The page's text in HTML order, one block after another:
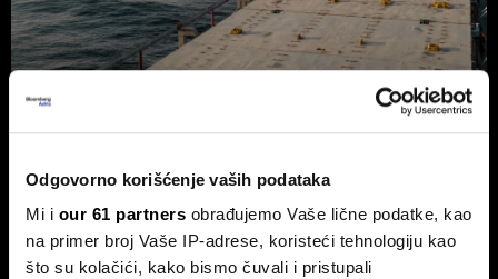
Odgovorno korišćenje vaših podataka
Mi i our 61 partners obrađujemo Vaše lične podatke, kao
na primer broj Vaše IP-adrese, koristeći tehnologiju kao
što su kolačići, kako bismo čuvali i pristupali
Trump odustao od naknade od 20
moreuz
Predsednik SAD Donald Trump odustao je od plana da
uvede naknadu od 20 odsto na teret koji prolazi kroz
Ormuski moreuz, nakon što su saveznici Vašingtona iz
zemalja Persijskog zaliva zatražili da odustane od toga.